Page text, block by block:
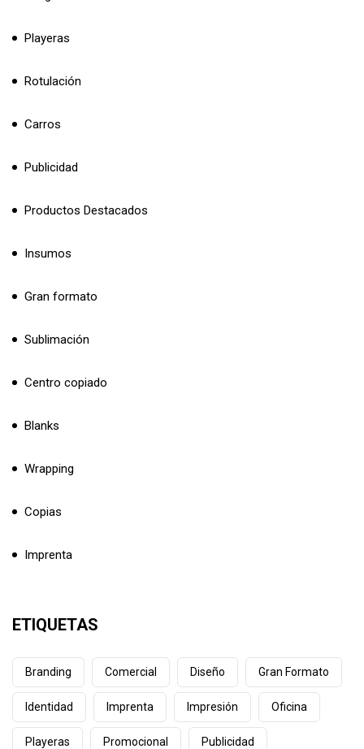
Playeras
Rotulación
Carros
Publicidad
Productos Destacados
Insumos
Gran formato
Sublimación
Centro copiado
Blanks
Wrapping
Copias
Imprenta
ETIQUETAS
Branding Comercial Diseño Gran Formato
Identidad Imprenta Impresión Oficina
Playeras Promocional Publicidad